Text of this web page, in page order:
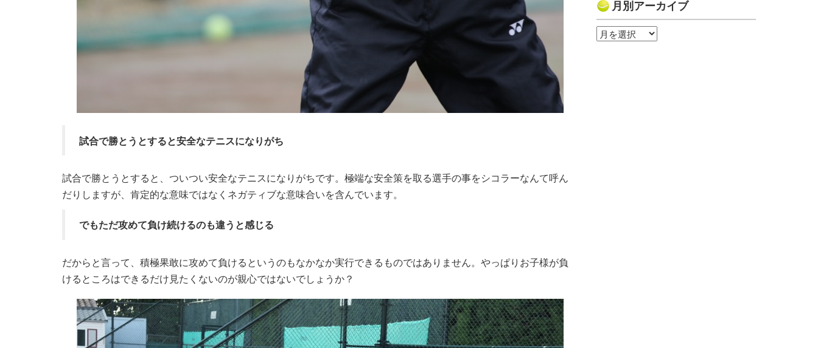
試合で勝とうとすると安全なテニスになりがち
試合で勝とうとすると、ついつい安全なテニスになりがちです。極端な安全策を取る選手の事をシコラーなんて呼ん
だりしますが、肯定的な意味ではなくネガティブな意味合いを含んでいます。
でもただ攻めて負け続けるのも違うと感じる
だからと言って、積極果敢に攻めて負けるというのもなかなか実行できるものではありません。やっぱりお子様が負
けるところはできるだけ見たくないのが親心ではないでしょうか？
月別アーカイブ
月